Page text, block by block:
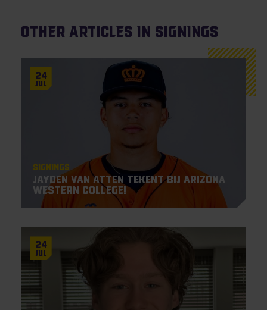
Other articles in Signings
24
Jul
Signings
Jayden Van Atten tekent bij Arizona
Western College!
24
Jul